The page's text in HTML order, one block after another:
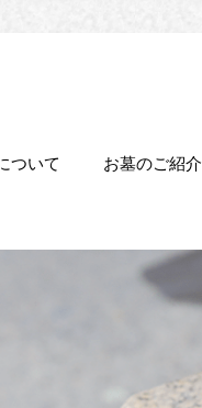
ついて お墓のご紹介